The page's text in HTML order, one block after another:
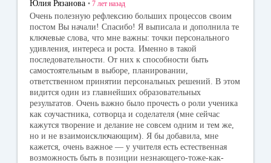
ni
ki
Юлия Рязанова • 7 лет назад
Очень полезную рефлексию больших процессов своим
постом Вы начали! Спасибо! Я выписала и дополнила те
ключевые слова, что мне важны: точки персонального
удивления, интереса и роста. Именно в такой
последовательности. От них к способности быть
самостоятельным в выборе, планировании,
ответственном принятии персональных решений. В этом
видится один из главнейших образовательных
результатов. Очень важно было прочесть о роли ученика
как соучастника, сотворца и соделателя (мне сейчас
кажутся творение и делание не совсем одним и тем же,
но и не взаимоисключающим). Я бы добавила, мне
кажется, очень важное — у учителя есть естественная
возможность быть в позиции незнающего-тоже-как-